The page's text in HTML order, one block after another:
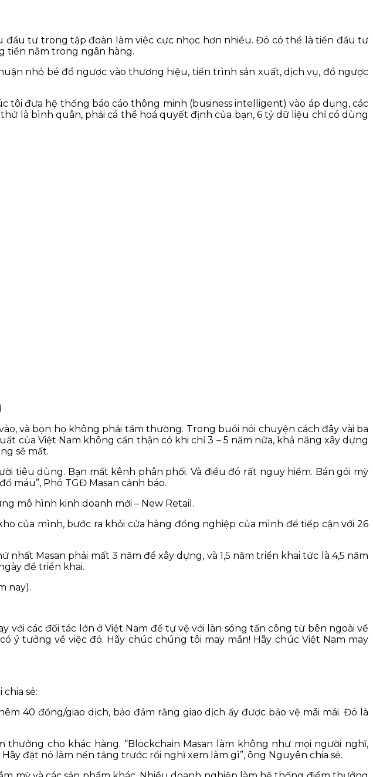
tư trong tập đoàn làm việc cực nhọc hơn nhiều. Đó có thể là tiền đầu tư
tiền nằm trong ngân hàng.
nhỏ bé đổ ngược vào thương hiệu, tiến trình sản xuất, dịch vụ, đổ ngược
tôi đưa hệ thống báo cáo thông minh (business intelligent) vào áp dụng, các
là bình quân, phải cá thể hoá quyết định của bạn, 6 tỷ dữ liệu chỉ có dùng
và bọn họ không phải tầm thường. Trong buổi nói chuyện cách đây vài ba
của Việt Nam không cẩn thận có khi chỉ 3 – 5 năm nữa, khả năng xây dựng
sẽ mất.
tiêu dùng. Bạn mất kênh phân phối. Và điều đó rất nguy hiểm. Bán gói mỳ
máu”, Phó TGĐ Masan cảnh báo.
mô hình kinh doanh mới – New Retail.
của mình, bước ra khỏi cửa hàng đồng nghiệp của mình để tiếp cận với 26
Masan phải mất 3 năm để xây dựng, và 1,5 năm triển khai tức là 4,5 năm
để triển khai.
nay).
với các đối tác lớn ở Việt Nam để tự vệ với làn sóng tấn công từ bên ngoài về
tưởng về việc đó. Hãy chúc chúng tôi may mắn! Hãy chúc Việt Nam may
sẻ:
40 đồng/giao dịch, bảo đảm rằng giao dịch ấy được bảo vệ mãi mái. Đó là
cho khác hàng. “Blockchain Masan làm không như mọi người nghĩ,
đặt nó làm nền tảng trước rồi nghĩ xem làm gì”, ông Nguyên chia sẻ.